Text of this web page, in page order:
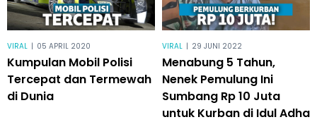
VIRAL | 05 APRIL 2020
Kumpulan Mobil Polisi
Tercepat dan Termewah
di Dunia
VIRAL | 29 JUNI 2022
Menabung 5 Tahun,
Nenek Pemulung Ini
Sumbang Rp 10 Juta
untuk Kurban di Idul Adha